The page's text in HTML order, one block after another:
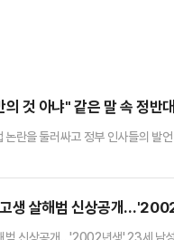
것 아냐" 같은 말 속 정반
논란을 둘러싸고 정부 인사들의 발
야 한다"고 말하는 반면, 다른 한쪽
생 살해범 신상공개